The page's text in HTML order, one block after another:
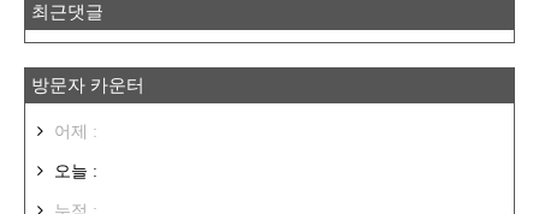
최근댓글
방문자 카운터
어제 :
오늘 :